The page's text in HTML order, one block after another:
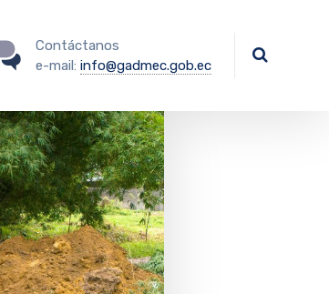
Contáctanos
e-mail: info@gadmec.gob.ec